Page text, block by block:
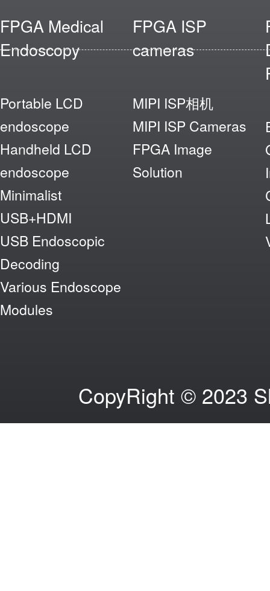
FPGA Medical
Endoscopy
Portable LCD
endoscope
Handheld LCD
endoscope
Minimalist
USB+HDMI
USB Endoscopic
Decoding
Various Endoscope
Modules
FPGA ISP
cameras
MIPI ISP相机
MIPI ISP Cameras
FPGA Image
Solution
CopyRight © 2023